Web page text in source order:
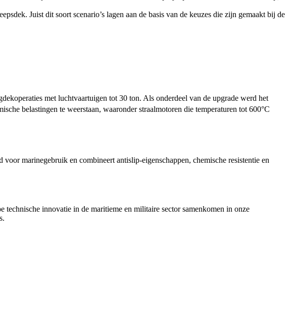
Juist dit soort scenario’s lagen aan de basis van de keuzes die zijn gemaakt bij de
met luchtvaartuigen tot 30 ton. Als onderdeel van de upgrade werd het
belastingen te weerstaan, waaronder straalmotoren die temperaturen tot 600°C
marinegebruik en combineert antislip-eigenschappen, chemische resistentie en
innovatie in de maritieme en militaire sector samenkomen in onze